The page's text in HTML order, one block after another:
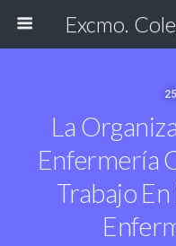
La
Enfermería
Trabajo